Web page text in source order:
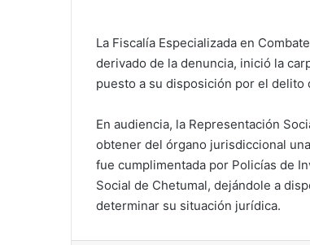
La Fiscalía Especializada en
derivado de la denuncia, inició la
puesto a su disposición por el
En audiencia, la Representación
obtener del órgano jurisdiccional
fue cumplimentada por Policías de
Social de Chetumal, dejándole a
determinar su situación jurídica.